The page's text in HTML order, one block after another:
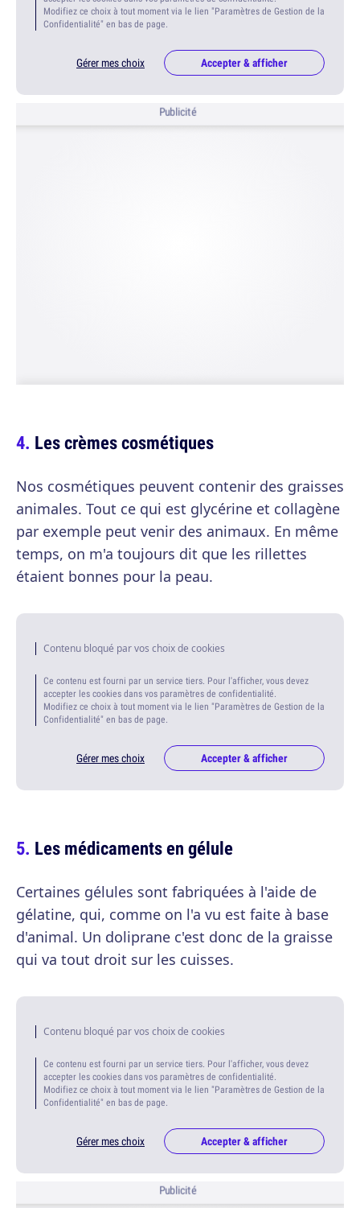
Modifiez ce choix à tout moment via le lien "Paramètres de Gestion de la
Confidentialité" en bas de page.
Gérer mes choix Accepter & afficher
Publicité
Les crèmes cosmétiques
Nos cosmétiques peuvent contenir des graisses
animales. Tout ce qui est glycérine et collagène
par exemple peut venir des animaux. En même
temps, on m'a toujours dit que les rillettes
étaient bonnes pour la peau.
Contenu bloqué par vos choix de cookies
Ce contenu est fourni par un service tiers. Pour l'afficher, vous devez
accepter les cookies dans vos paramètres de confidentialité.
Modifiez ce choix à tout moment via le lien "Paramètres de Gestion de la
Confidentialité" en bas de page.
Gérer mes choix Accepter & afficher
Les médicaments en gélule
Certaines gélules sont fabriquées à l'aide de
gélatine, qui, comme on l'a vu est faite à base
d'animal. Un doliprane c'est donc de la graisse
qui va tout droit sur les cuisses.
Contenu bloqué par vos choix de cookies
Ce contenu est fourni par un service tiers. Pour l'afficher, vous devez
accepter les cookies dans vos paramètres de confidentialité.
Modifiez ce choix à tout moment via le lien "Paramètres de Gestion de la
Confidentialité" en bas de page.
Gérer mes choix Accepter & afficher
Publicité